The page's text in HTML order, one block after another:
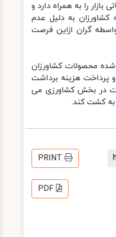
را به همراه دارد و
به دلیل عدم
گران ازاین فرصت
محصولات کشاورزان
هزینه برداشت
در بخش کشاورزی می
کشت کند.
PRINT
PDF